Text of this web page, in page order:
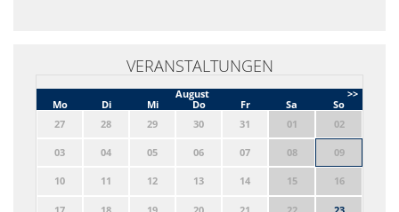
VERANSTALTUNGEN
>>
August
Mo
Di Mi Do Fr Sa
So
27
28 29 30 31 01 02
03 04 05 06 07 08 09
10 11 12 13 14 15 16